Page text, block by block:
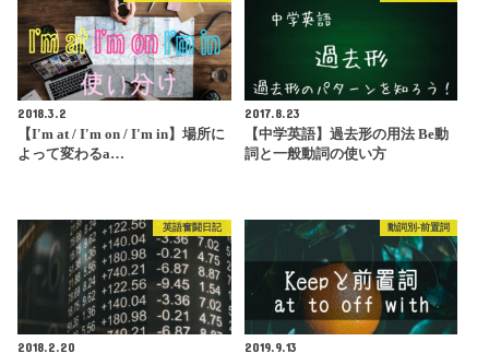
2018.3.2
【I'm at / I'm on / I'm in】場所に
よって変わるa…
2017.8.23
【中学英語】過去形の用法 Be動
詞と一般動詞の使い方
英語奮闘日記
2018.2.20
動詞別-前置詞
2019.9.13